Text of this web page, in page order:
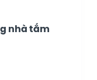
nhà tắm